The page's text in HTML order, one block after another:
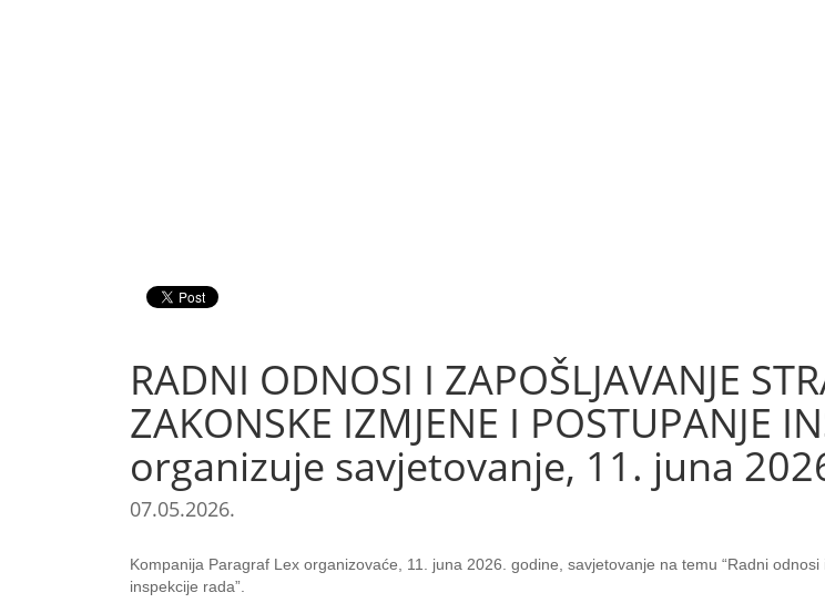
RADNI ODNOSI I ZAPOŠLJAVANJE
ZAKONSKE IZMJENE I POSTUPANJE
organizuje savjetovanje, 11. juna
07.05.2026.
Kompanija Paragraf Lex organizovaće, 11. juna 2026. godine, savjetovanje na temu “Radni
inspekcije rada”.